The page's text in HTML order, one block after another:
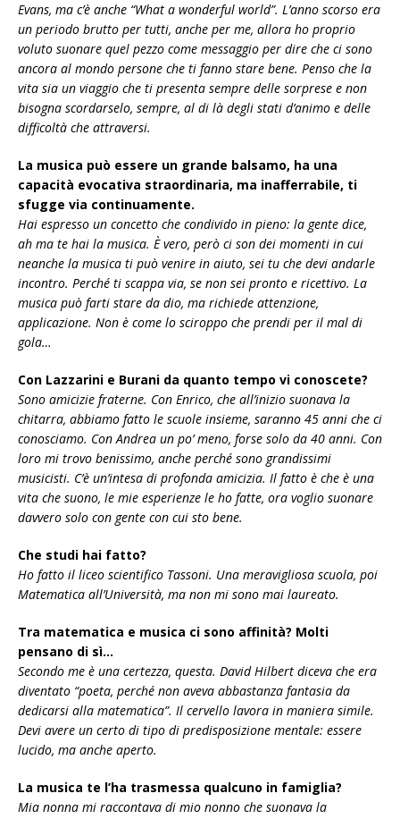
Evans, ma c’è anche “What a wonderful world”. L’anno scorso era
un periodo brutto per tutti, anche per me, allora ho proprio
voluto suonare quel pezzo come messaggio per dire che ci sono
ancora al mondo persone che ti fanno stare bene. Penso che la
vita sia un viaggio che ti presenta sempre delle sorprese e non
bisogna scordarselo, sempre, al di là degli stati d’animo e delle
difficoltà che attraversi.
La musica può essere un grande balsamo, ha una
capacità evocativa straordinaria, ma inafferrabile, ti
sfugge via continuamente.
Hai espresso un concetto che condivido in pieno: la gente dice,
ah ma te hai la musica. È vero, però ci son dei momenti in cui
neanche la musica ti può venire in aiuto, sei tu che devi andarle
incontro. Perché ti scappa via, se non sei pronto e ricettivo. La
musica può farti stare da dio, ma richiede attenzione,
applicazione. Non è come lo sciroppo che prendi per il mal di
gola…
Con Lazzarini e Burani da quanto tempo vi conoscete?
Sono amicizie fraterne. Con Enrico, che all’inizio suonava la
chitarra, abbiamo fatto le scuole insieme, saranno 45 anni che ci
conosciamo. Con Andrea un po’ meno, forse solo da 40 anni. Con
loro mi trovo benissimo, anche perché sono grandissimi
musicisti. C’è un’intesa di profonda amicizia. Il fatto è che è una
vita che suono, le mie esperienze le ho fatte, ora voglio suonare
davvero solo con gente con cui sto bene.
Che studi hai fatto?
Ho fatto il liceo scientifico Tassoni. Una meravigliosa scuola, poi
Matematica all’Università, ma non mi sono mai laureato.
Tra matematica e musica ci sono affinità? Molti
pensano di sì…
Secondo me è una certezza, questa. David Hilbert diceva che era
diventato “poeta, perché non aveva abbastanza fantasia da
dedicarsi alla matematica”. Il cervello lavora in maniera simile.
Devi avere un certo di tipo di predisposizione mentale: essere
lucido, ma anche aperto.
La musica te l’ha trasmessa qualcuno in famiglia?
Mia nonna mi raccontava di mio nonno che suonava la